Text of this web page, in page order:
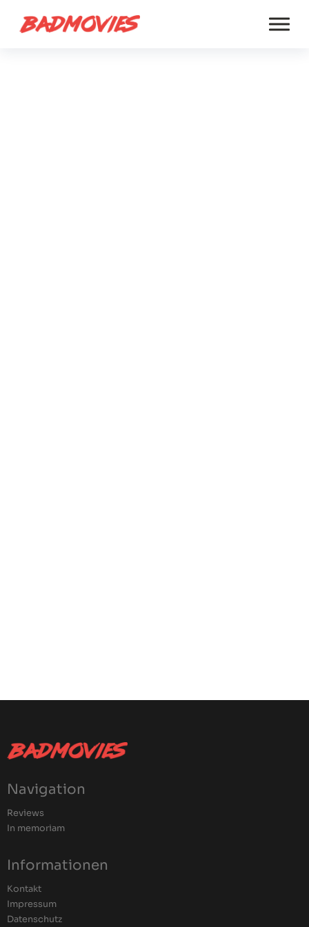
Navigation
Reviews
In memoriam
Informationen
Kontakt
Impressum
Datenschutz